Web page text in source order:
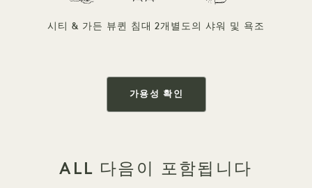
시티 & 가든 뷰 퀸 침대 2개 별도의 샤워 및 욕조
가용성 확인
ALL 다음이 포함됩니다